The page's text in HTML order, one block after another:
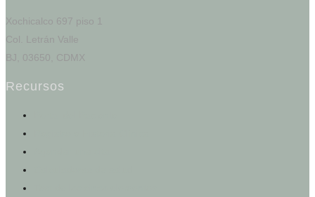
Xochicalco 697 piso 1
Col. Letrán Valle
BJ, 03650, CDMX
Recursos